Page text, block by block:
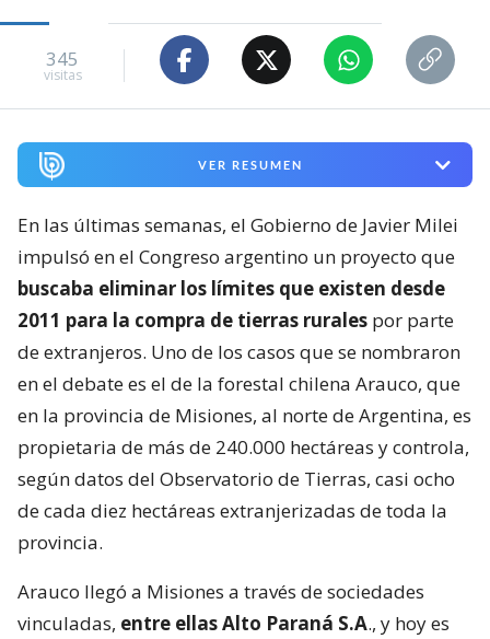
345
visitas
VER RESUMEN
En las últimas semanas, el Gobierno de Javier Milei
impulsó en el Congreso argentino un proyecto que
buscaba eliminar los límites que existen desde
2011 para la compra de tierras rurales por parte
de extranjeros. Uno de los casos que se nombraron
en el debate es el de la forestal chilena Arauco, que
en la provincia de Misiones, al norte de Argentina, es
propietaria de más de 240.000 hectáreas y controla,
según datos del Observatorio de Tierras, casi ocho
de cada diez hectáreas extranjerizadas de toda la
provincia.
Arauco llegó a Misiones a través de sociedades
vinculadas, entre ellas Alto Paraná S.A., y hoy es